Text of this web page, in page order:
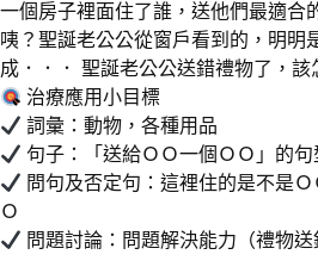
一個房子裡面住了誰，送他們最適合
咦？聖誕老公公從窗戶看到的，明明
成．．． 聖誕老公公送錯禮物了，該
治療應用小目標
詞彙：動物，各種用品
句子：「送給ＯＯ一個ＯＯ」的
問句及否定句：這裡住的是不是
Ｏ
問題討論：問題解決能力（禮物送